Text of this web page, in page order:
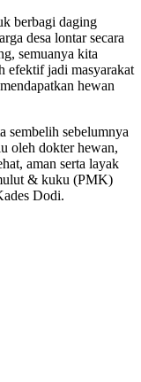
berbagi daging
desa lontar secara
semuanya kita
efektif jadi masyarakat
hewan
sembelih sebelumnya
oleh dokter hewan,
aman serta layak
& kuku (PMK)
Dodi.